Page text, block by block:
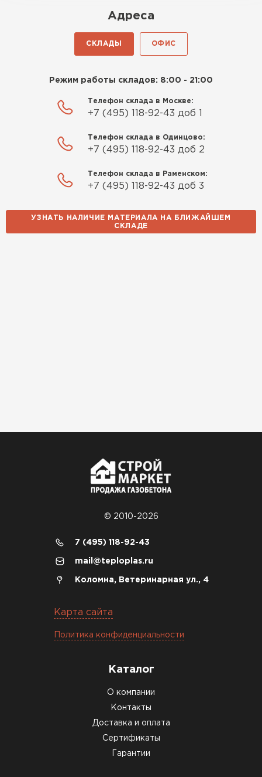
Адреса
СКЛАДЫ ОФИС
Режим работы складов: 8:00 - 21:00
Телефон склада в Москве:
+7 (495) 118-92-43 доб 1
Телефон склада в Одинцово:
+7 (495) 118-92-43 доб 2
Телефон склада в Раменском:
+7 (495) 118-92-43 доб 3
УЗНАТЬ НАЛИЧИЕ МАТЕРИАЛА НА БЛИЖАЙШЕМ
СКЛАДЕ
© 2010-2026
7 (495) 118-92-43
mail@teploplas.ru
Коломна, Ветеринарная ул., 4
Карта сайта
Политика конфиденциальности
Каталог
О компании
Контакты
Доставка и оплата
Сертификаты
Гарантии
Утеплитель Rockwool
ПЕРЕЙТИ
ПЕРЕЙТИ
Утеплитель Ursa
ПЕРЕЙТИ
Утеплитель Юматекс Термо
Утеплитель Baswool
ПЕРЕЙТИ
Утеплитель Izolife
ПЕРЕЙТИ